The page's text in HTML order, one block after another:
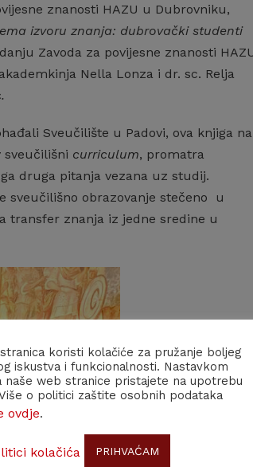
znanosti HAZU u Dubrovniku,
izvoru znanja: dubrovački studenti
Zavoda za povijesne znanosti
Nella Lonza i dr. sc. Relja
.
Sveučilište u Padovi, ova knjiga na
curriculum, promatra
druga pitanja vezana uz studij.
sveučilišno obrazovanje stečeno u
transfer znanja iz jedne sredine u
koristi kolačiće za pružanje boljeg
iskustva i funkcionalnosti. Nastavkom
naše web stranice pristajete na upotrebu
o politici zaštite osobnih podataka
ovdje.
kolačića PRIHVAĆAM